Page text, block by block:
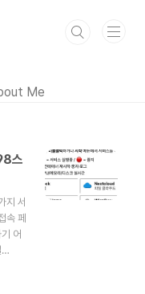
Me
스
지 서
속 페
어
쌩